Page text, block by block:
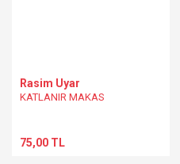
Rasim Uyar
KATLANIR MAKAS
75,00 TL